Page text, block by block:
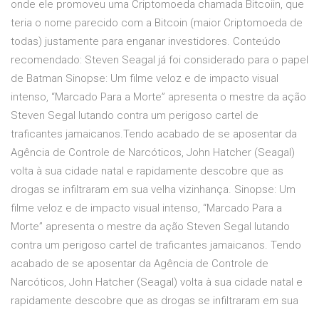
onde ele promoveu uma Criptomoeda chamada Bitcoiin, que
teria o nome parecido com a Bitcoin (maior Criptomoeda de
todas) justamente para enganar investidores. Conteúdo
recomendado: Steven Seagal já foi considerado para o papel
de Batman Sinopse: Um filme veloz e de impacto visual
intenso, “Marcado Para a Morte” apresenta o mestre da ação
Steven Segal lutando contra um perigoso cartel de
traficantes jamaicanos.Tendo acabado de se aposentar da
Agência de Controle de Narcóticos, John Hatcher (Seagal)
volta à sua cidade natal e rapidamente descobre que as
drogas se infiltraram em sua velha vizinhança. Sinopse: Um
filme veloz e de impacto visual intenso, “Marcado Para a
Morte” apresenta o mestre da ação Steven Segal lutando
contra um perigoso cartel de traficantes jamaicanos. Tendo
acabado de se aposentar da Agência de Controle de
Narcóticos, John Hatcher (Seagal) volta à sua cidade natal e
rapidamente descobre que as drogas se infiltraram em sua